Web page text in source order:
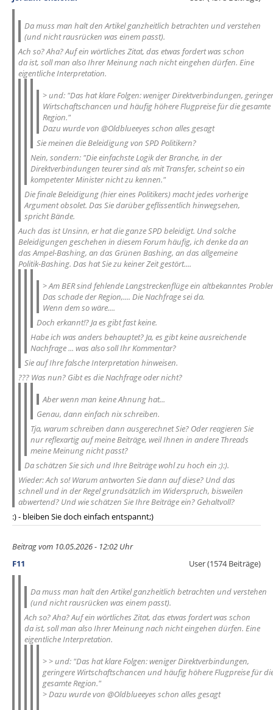
Da muss man halt den Artikel ganzheitlich betrachten und verstehen
(und nicht rausrücken was einem passt).
Ach so? Aha? Auf ein wörtliches Zitat, das etwas fordert was schon
da ist, soll man also Ihrer Meinung nach nicht eingehen dürfen. Eine
eigentliche Interpretation.
> und: "Das hat klare Folgen: weniger Direktverbindungen,
Wirtschaftschancen und häufig höhere Flugpreise für die gesamte
Region."
Dazu wurde von @Oldblueeyes schon alles gesagt
Sie meinen die Beleidigung von SPD Politikern?
Nein, sondern: "Die einfachste Logik der Branche, in der
Direktverbindungen teurer sind als mit Transfer, scheint so ein
kompetenter Minister nicht zu kennen."
Die finale Beleidigung (hier eines Politikers) macht jedes vorherige
Argument obsolet. Das Sie darüber geflissentlich hinwegsehen,
spricht Bände.
Auch das ist Unsinn, er hat die ganze SPD beleidigt. Und solche
Beleidigungen geschehen in diesem Forum häufig, ich denke da an
das Ampel-Bashing, an das Grünen Bashing, an das allgemeine
Politik-Bashing. Das hat Sie zu keiner Zeit gestört....
> Am BER sind fehlende Langstreckenflüge ein altbekanntes
Das schade der Region,.... Die Nachfrage sei da.
Wenn dem so wäre....
Doch erkannt!? Ja es gibt fast keine.
Habe ich was anders behauptet? Ja, es gibt keine ausreichende
Nachfrage ... was also soll Ihr Kommentar?
Sie auf Ihre falsche Interpretation hinweisen.
??? Was nun? Gibt es die Nachfrage oder nicht?
Aber wenn man keine Ahnung hat...
Genau, dann einfach nix schreiben.
Tja, warum schreiben dann ausgerechnet Sie? Oder reagieren Sie
nur reflexartig auf meine Beiträge, weil Ihnen in andere Threads
meine Meinung nicht passt?
Da schätzen Sie sich und Ihre Beiträge wohl zu hoch ein ;):).
Wieder: Ach so! Warum antworten Sie dann auf diese? Und das
schnell und in der Regel grundsätzlich im Widerspruch, bisweilen
abwertend? Und wie schätzen Sie Ihre Beiträge ein? Gehaltvoll?
:) - bleiben Sie doch einfach entspannt;)
Beitrag vom 10.05.2026 - 12:02 Uhr
F11
User (1574 Beiträge)
Da muss man halt den Artikel ganzheitlich betrachten und verstehen
(und nicht rausrücken was einem passt).
Ach so? Aha? Auf ein wörtliches Zitat, das etwas fordert was schon
da ist, soll man also Ihrer Meinung nach nicht eingehen dürfen. Eine
eigentliche Interpretation.
> > und: "Das hat klare Folgen: weniger Direktverbindungen,
geringere Wirtschaftschancen und häufig höhere Flugpreise für
gesamte Region."
> Dazu wurde von @Oldblueeyes schon alles gesagt